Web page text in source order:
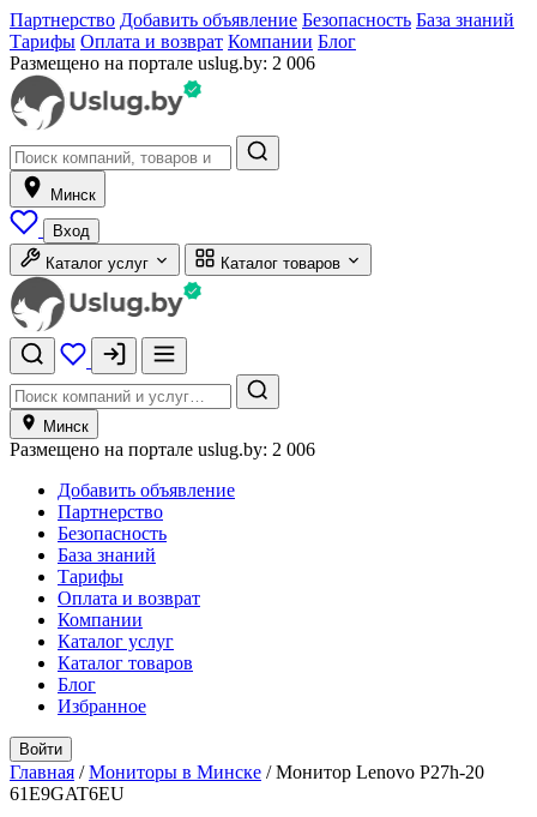
Партнерство Добавить объявление Безопасность База знаний
Тарифы Оплата и возврат Компании Блог
Размещено на портале uslug.by: 2 006
Минск
Вход
Каталог услуг
Каталог товаров
Минск
Размещено на портале uslug.by: 2 006
Добавить объявление
Партнерство
Безопасность
База знаний
Тарифы
Оплата и возврат
Компании
Каталог услуг
Каталог товаров
Блог
Избранное
Войти
Главная / Мониторы в Минске / Монитор Lenovo P27h-20
61E9GAT6EU